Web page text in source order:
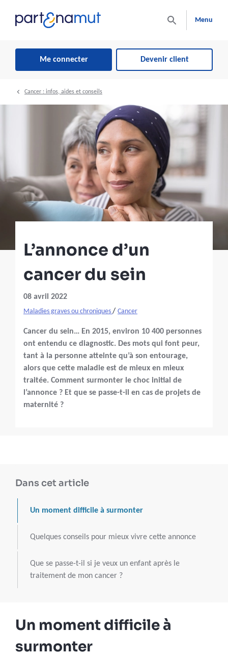
Menu
Me connecter Devenir client
Cancer : infos, aides et conseils
L’annonce d’un
cancer du sein
08 avril 2022
Maladies graves ou chroniques / Cancer
Cancer du sein… En 2015, environ 10 400 personnes
ont entendu ce diagnostic. Des mots qui font peur,
tant à la personne atteinte qu’à son entourage,
alors que cette maladie est de mieux en mieux
traitée. Comment surmonter le choc initial de
l’annonce ? Et que se passe-t-il en cas de projets de
maternité ?
Dans cet article
Un moment difficile à surmonter
Quelques conseils pour mieux vivre cette annonce
Que se passe-t-il si je veux un enfant après le
traitement de mon cancer ?
Un moment difficile à
surmonter